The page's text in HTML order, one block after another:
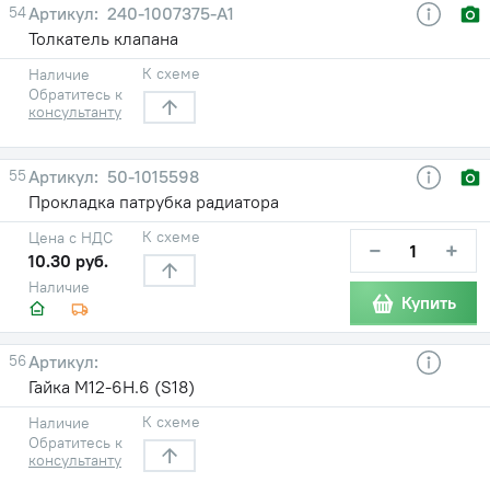
54
240-1007375-А1
Толкатель клапана
Наличие
Обратитесь к
консультанту
К схеме
55
50-1015598
Прокладка патрубка радиатора
Наличие
Цена с НДС
10.30 руб.
К схеме − +
Купить
56
Гайка М12-6Н.6 (S18)
Наличие
Обратитесь к
консультанту
К схеме